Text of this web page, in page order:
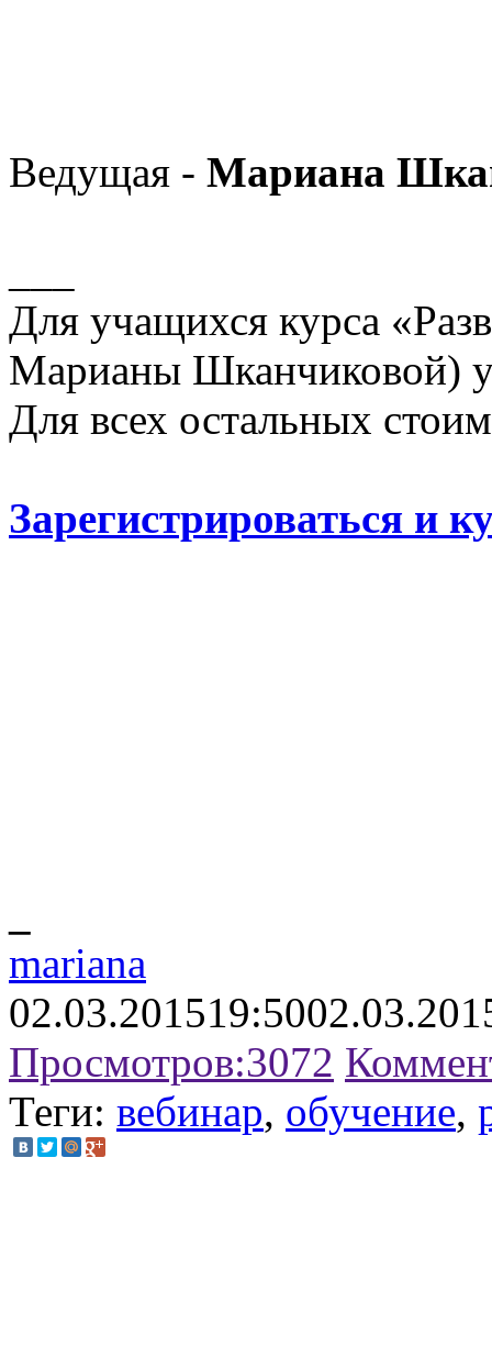
Ведущая - Мариана
Для учащихся курса
Марианы Шканчиковой)
Для всех остальных
Зарегистрироваться и
mariana
02.03.201519:50
Просмотров:3072
Теги: вебинар, обучение,